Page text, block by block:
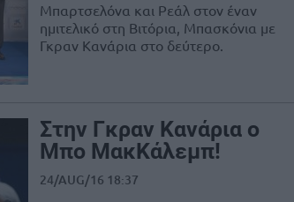
Μπαρτσελόνα και Ρεάλ στον έναν
ημιτελικό στη Βιτόρια, Μπασκόνια με
Γκραν Κανάρια στο δεύτερο.
Στην Γκραν Κανάρια ο
Μπο ΜακΚάλεμπ!
24/AUG/16 18:37